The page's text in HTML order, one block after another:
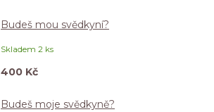
Budeš mou svědkyní?
Skladem 2 ks
400 Kč
Budeš moje svědkyně?